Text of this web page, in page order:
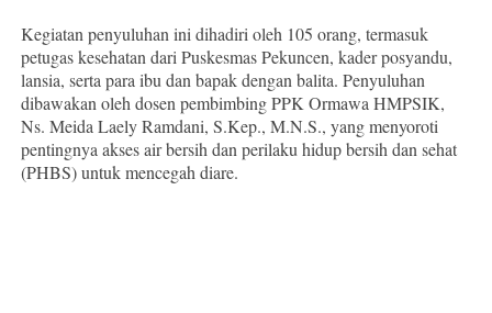
Kegiatan penyuluhan ini dihadiri oleh 105 orang, termasuk
petugas kesehatan dari Puskesmas Pekuncen, kader posyandu,
lansia, serta para ibu dan bapak dengan balita. Penyuluhan
dibawakan oleh dosen pembimbing PPK Ormawa HMPSIK,
Ns. Meida Laely Ramdani, S.Kep., M.N.S., yang menyoroti
pentingnya akses air bersih dan perilaku hidup bersih dan sehat
(PHBS) untuk mencegah diare.